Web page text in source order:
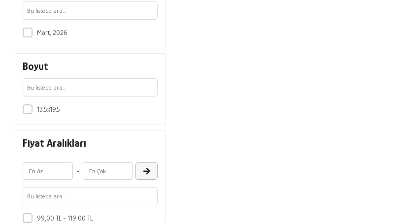
Mart, 2026
Boyut
13.5x19.5
Fiyat Aralıkları
-
99,00 TL - 119,00 TL